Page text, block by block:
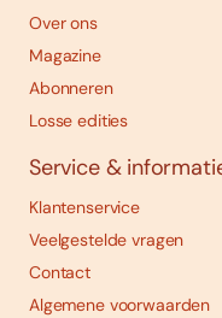
Over ons
Magazine
Abonneren
Losse edities
Service &
Klantenservice
Veelgestelde vragen
Contact
Algemene voorwaarden